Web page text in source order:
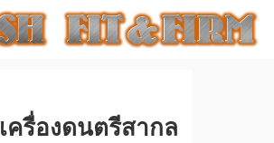
เครื่องดนตรีสากล